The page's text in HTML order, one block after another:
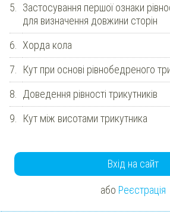
5.
Застосування першої ознаки
для визначення довжини сторін
6. Хорда кола
7. Кут при основі рівнобедреного
8. Доведення рівності трикутників
9. Кут між висотами трикутника
Вхід на сайт
або Реєстрація